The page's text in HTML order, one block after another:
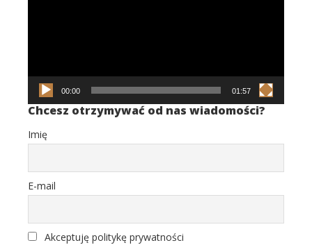
00:00 01:57
Chcesz otrzymywać od nas wiadomości?
Imię
E-mail
Akceptuję politykę prywatności